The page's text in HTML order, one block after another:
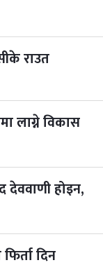
राउत
लाग्ने विकास
देववाणी होइन,
दिन